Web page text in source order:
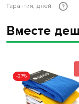
Гарантия, дней:
?
Вместе
-27%